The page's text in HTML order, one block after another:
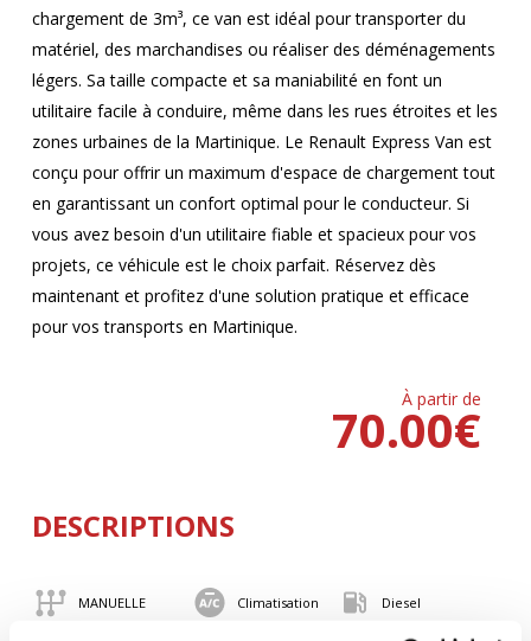
chargement de 3m³, ce van est idéal pour transporter du
matériel, des marchandises ou réaliser des déménagements
légers. Sa taille compacte et sa maniabilité en font un
utilitaire facile à conduire, même dans les rues étroites et les
zones urbaines de la Martinique. Le Renault Express Van est
conçu pour offrir un maximum d'espace de chargement tout
en garantissant un confort optimal pour le conducteur. Si
vous avez besoin d'un utilitaire fiable et spacieux pour vos
projets, ce véhicule est le choix parfait. Réservez dès
maintenant et profitez d'une solution pratique et efficace
pour vos transports en Martinique.
À partir de
€
70.00
DESCRIPTIONS
MANUELLE Climatisation Diesel